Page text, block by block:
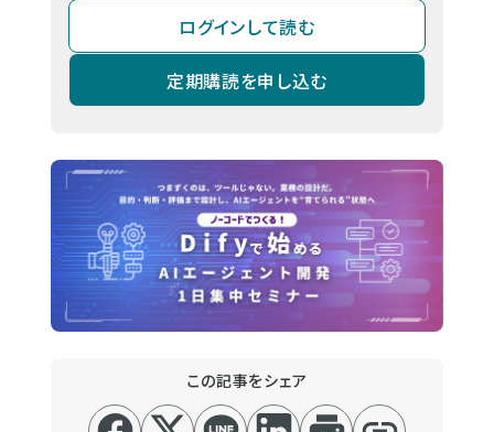
ログインして読む
定期購読を申し込む
この記事をシェア